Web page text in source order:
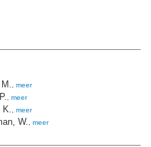
meer
meer
meer
W. meer